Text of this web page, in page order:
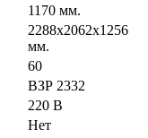
1170 мм.
2288х2062х1256
мм.
60
ВЗР 2332
220 В
Нет